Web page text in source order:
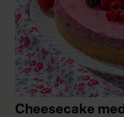
Cheesecake